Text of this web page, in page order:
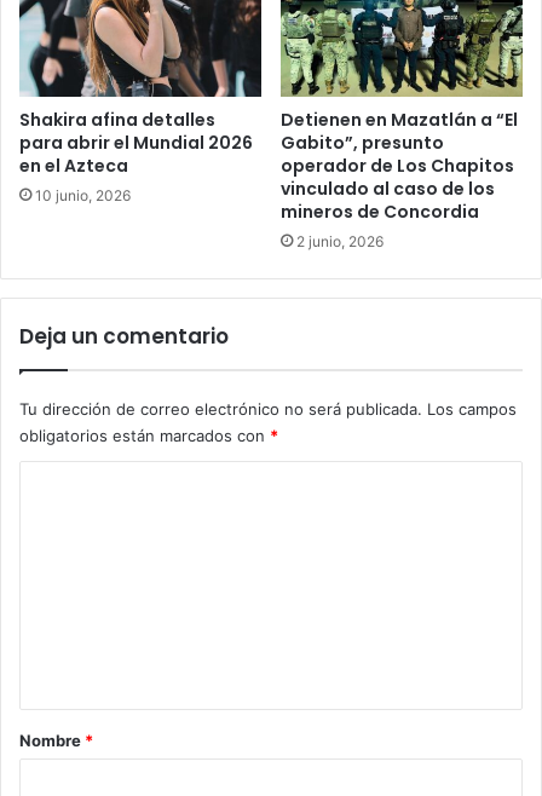
Shakira afina detalles
para abrir el Mundial 2026
en el Azteca
10 junio, 2026
Detienen en Mazatlán a “El
Gabito”, presunto
operador de Los Chapitos
vinculado al caso de los
mineros de Concordia
2 junio, 2026
Deja un comentario
Tu dirección de correo electrónico no será publicada. Los campos
obligatorios están marcados con *
rNombre *